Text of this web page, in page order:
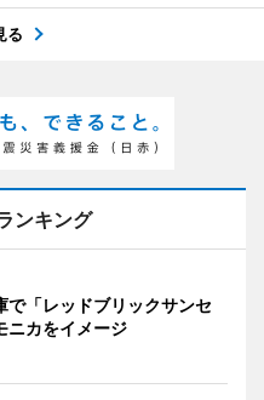
る
ンキング
で「レッドブリックサンセ
ニカをイメージ